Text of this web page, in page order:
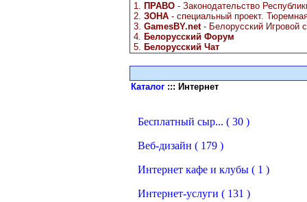
1. ПРАВО - Законодательство
2. ЗОНА - специальный проект.
3. GamesBY.net- Белорусский Игровой
4. Белорусский Форум
5. Белорусский Чат
Каталог ::: Интернет
Бесплатный сыр... ( 30 )
Веб-дизайн ( 179 )
Интернет кафе и клубы ( 1 )
Интернет-услуги ( 131 )